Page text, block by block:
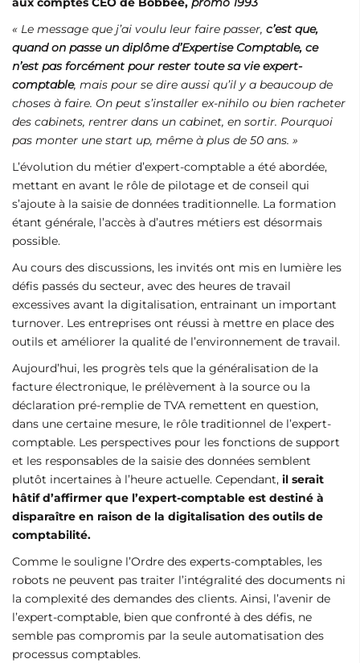
« Le message que j’ai voulu leur faire passer, c’est que,
quand on passe un diplôme d’Expertise Comptable, ce
n’est pas forcément pour rester toute sa vie expert-
comptable, mais pour se dire aussi qu’il y a beaucoup de
choses à faire. On peut s’installer ex-nihilo ou bien racheter
des cabinets, rentrer dans un cabinet, en sortir. Pourquoi
pas monter une start up, même à plus de 50 ans. »
L’évolution du métier d’expert-comptable a été abordée,
mettant en avant le rôle de pilotage et de conseil qui
s’ajoute à la saisie de données traditionnelle. La formation
étant générale, l’accès à d’autres métiers est désormais
possible.
Au cours des discussions, les invités ont mis en lumière les
défis passés du secteur, avec des heures de travail
excessives avant la digitalisation, entrainant un important
turnover. Les entreprises ont réussi à mettre en place des
outils et améliorer la qualité de l’environnement de travail.
Aujourd’hui, les progrès tels que la généralisation de la
facture électronique, le prélèvement à la source ou la
déclaration pré-remplie de TVA remettent en question,
dans une certaine mesure, le rôle traditionnel de l’expert-
comptable. Les perspectives pour les fonctions de support
et les responsables de la saisie des données semblent
plutôt incertaines à l’heure actuelle. Cependant, il serait
hâtif d’affirmer que l’expert-comptable est destiné à
disparaître en raison de la digitalisation des outils de
comptabilité.
Comme le souligne l’Ordre des experts-comptables, les
robots ne peuvent pas traiter l’intégralité des documents ni
la complexité des demandes des clients. Ainsi, l’avenir de
l’expert-comptable, bien que confronté à des défis, ne
semble pas compromis par la seule automatisation des
processus comptables.